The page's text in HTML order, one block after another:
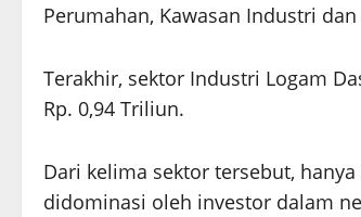
Perumahan, Kawasan Industri
Terakhir, sektor Industri Logam
Rp. 0,94 Triliun.
Dari kelima sektor tersebut,
didominasi oleh investor dalam